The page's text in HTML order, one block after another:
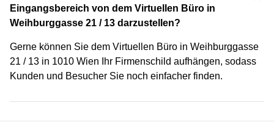
Eingangsbereich von dem Virtuellen Büro in
Weihburggasse 21 / 13 darzustellen?
Gerne können Sie dem Virtuellen Büro in Weihburggasse
21 / 13 in 1010 Wien Ihr Firmenschild aufhängen, sodass
Kunden und Besucher Sie noch einfacher finden.